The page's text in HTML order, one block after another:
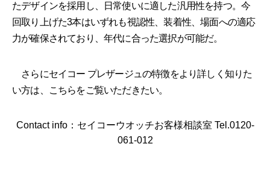
たデザインを採用し、日常使いに適した汎用性を持つ。今
回取り上げた3本はいずれも視認性、装着性、場面への適応
力が確保されており、年代に合った選択が可能だ。
さらにセイコー プレザージュの特徴をより詳しく知りた
い方は、こちらをご覧いただきたい。
Contact info：セイコーウオッチお客様相談室 Tel.0120-
061-012